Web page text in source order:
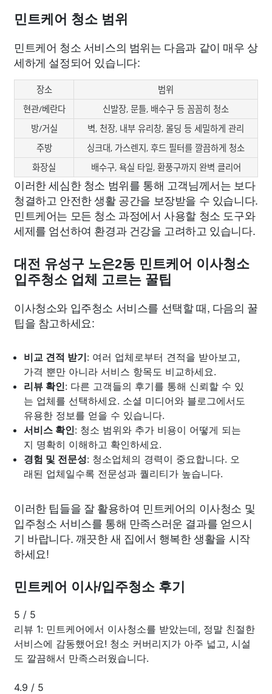
민트케어 청소 범위
민트케어 청소 서비스의 범위는 다음과 같이 매우 상
세하게 설정되어 있습니다:
장소
범위
현관/베란다
신발장, 문틀, 배수구 등 꼼꼼히 청소
방/거실
벽, 천장, 내부 유리창, 몰딩 등 세밀하게 관리
주방
싱크대, 가스렌지, 후드 필터를 깔끔하게 청소
화장실
배수구, 욕실 타일, 환풍구까지 완벽 클리어
이러한 세심한 청소 범위를 통해 고객님께서는 보다
청결하고 안전한 생활 공간을 보장받을 수 있습니다.
민트케어는 모든 청소 과정에서 사용할 청소 도구와
세제를 엄선하여 환경과 건강을 고려하고 있습니다.
대전 유성구 노은2동 민트케어 이사청소
입주청소 업체 고르는 꿀팁
이사청소와 입주청소 서비스를 선택할 때, 다음의 꿀
팁을 참고하세요:
비교 견적 받기: 여러 업체로부터 견적을 받아보고,
가격 뿐만 아니라 서비스 항목도 비교하세요.
리뷰 확인: 다른 고객들의 후기를 통해 신뢰할 수 있
는 업체를 선택하세요. 소셜 미디어와 블로그에서도
유용한 정보를 얻을 수 있습니다.
서비스 확인: 청소 범위와 추가 비용이 어떻게 되는
지 명확히 이해하고 확인하세요.
경험 및 전문성: 청소업체의 경력이 중요합니다. 오
래된 업체일수록 전문성과 퀄리티가 높습니다.
이러한 팁들을 잘 활용하여 민트케어의 이사청소 및
입주청소 서비스를 통해 만족스러운 결과를 얻으시
기 바랍니다. 깨끗한 새 집에서 행복한 생활을 시작
하세요!
민트케어 이사/입주청소 후기
5 / 5
리뷰 1: 민트케어에서 이사청소를 받았는데, 정말 친절한
서비스에 감동했어요! 청소 커버리지가 아주 넓고, 시설
도 깔끔해서 만족스러웠습니다.
4.9 / 5